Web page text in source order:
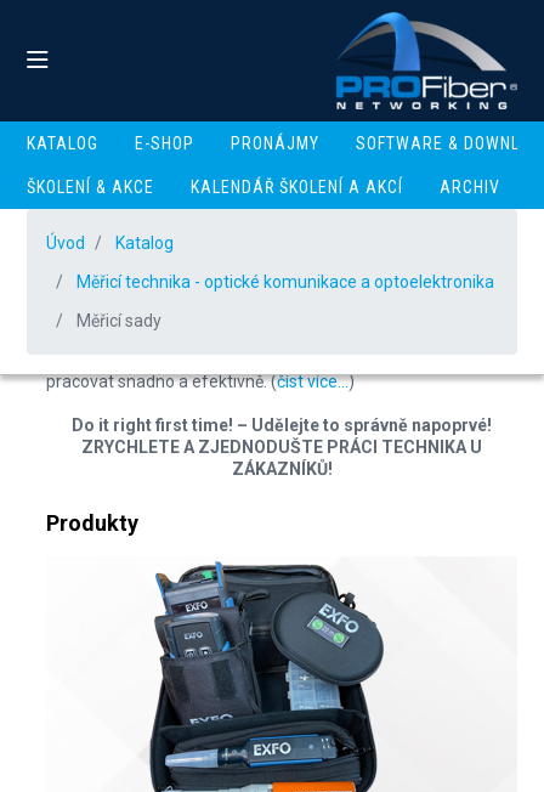
KATALOG E-SHOP PRONÁJMY SOFTWARE &
ŠKOLENÍ & AKCE KALENDÁŘ ŠKOLENÍ A AKCÍ ARCHIV
Úvod
Katalog
Měřicí technika - optické komunikace a optoelektronika
Měřicí sady
Měřicí sady
Ověření kvality FTTx přípojky + certifikace poskytované
služby.
pracovat snadno a efektivně. (číst více...)
Do it right first time! – Udělejte to správně napoprvé!
ZRYCHLETE A ZJEDNODUŠTE PRÁCI TECHNIKA U
ZÁKAZNÍKŮ!
Produkty